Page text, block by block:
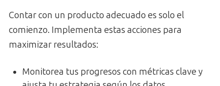
Contar con un producto adecuado es solo el
comienzo. Implementa estas acciones para
maximizar resultados:
Monitorea tus progresos con métricas clave y